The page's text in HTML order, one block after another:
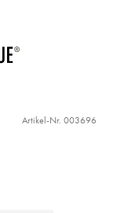
Artikel-Nr. 003696